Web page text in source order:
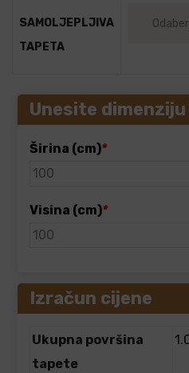
SAMOLJEPLJIVA
TAPETA
Unesite dimenziju
Širina (cm)*
Visina (cm)*
Izračun cijene
Ukupna površina
tapete